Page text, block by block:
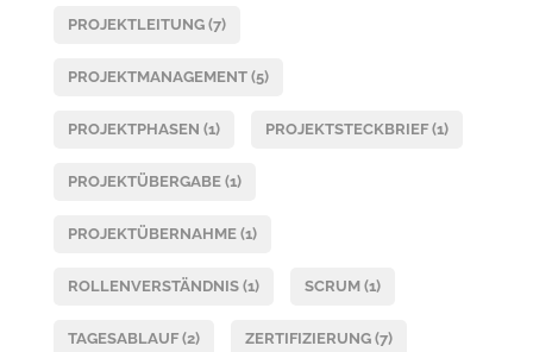
PROJEKTLEITUNG (7)
PROJEKTMANAGEMENT (5)
PROJEKTPHASEN (1) PROJEKTSTECKBRIEF (1)
PROJEKTÜBERGABE (1)
PROJEKTÜBERNAHME (1)
ROLLENVERSTÄNDNIS (1) SCRUM (1)
TAGESABLAUF (2) ZERTIFIZIERUNG (7)